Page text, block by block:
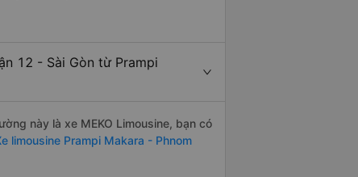
12 - Sài Gòn từ Prampi
này là xe MEKO Limousine, bạn có
limousine Prampi Makara - Phnom